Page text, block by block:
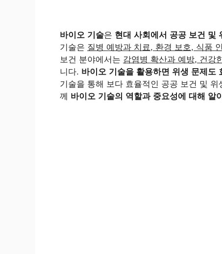
바이오 기술은 현대 사회에서 공공 보건 및
기술은 질병 예방과 치료, 환경 보호, 식품
보건 분야에서는 감염병 확산과 예방, 건강
니다. 바이오 기술을 활용하면 위생 문제도
기술을 통해 보다 효율적인 공공 보건 및
께 바이오 기술의 역할과 중요성에 대해 알